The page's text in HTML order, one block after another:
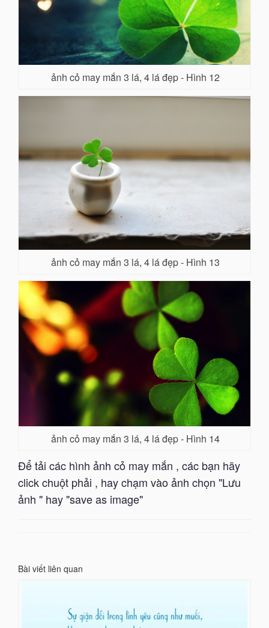
ảnh cỏ may mắn 3 lá, 4 lá đẹp - Hình 12
ảnh cỏ may mắn 3 lá, 4 lá đẹp - Hình 13
ảnh cỏ may mắn 3 lá, 4 lá đẹp - Hình 14
Để tải các hình ảnh cỏ may mắn , các bạn hãy
click chuột phải , hay chạm vào ảnh chọn "Lưu
ảnh " hay "save as image"
Bài viết liên quan